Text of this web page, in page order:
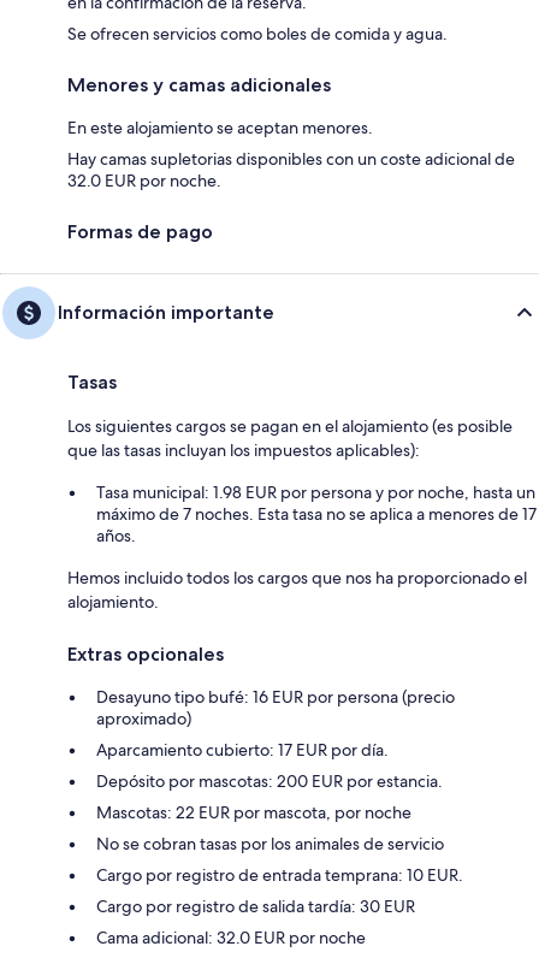
Se ofrecen servicios como boles de comida y agua.
Menores y camas adicionales
En este alojamiento se aceptan menores.
Hay camas supletorias disponibles con un coste adicional de
32.0 EUR por noche.
Formas de pago
Información importante
Tasas
Los siguientes cargos se pagan en el alojamiento (es posible
que las tasas incluyan los impuestos aplicables):
Tasa municipal: 1.98 EUR por persona y por noche, hasta un
máximo de 7 noches. Esta tasa no se aplica a menores de 17
años.
Hemos incluido todos los cargos que nos ha proporcionado el
alojamiento.
Extras opcionales
Desayuno tipo bufé: 16 EUR por persona (precio
aproximado)
Aparcamiento cubierto: 17 EUR por día.
Depósito por mascotas: 200 EUR por estancia.
Mascotas: 22 EUR por mascota, por noche
No se cobran tasas por los animales de servicio
Cargo por registro de entrada temprana: 10 EUR.
Cargo por registro de salida tardía: 30 EUR
Cama adicional: 32.0 EUR por noche